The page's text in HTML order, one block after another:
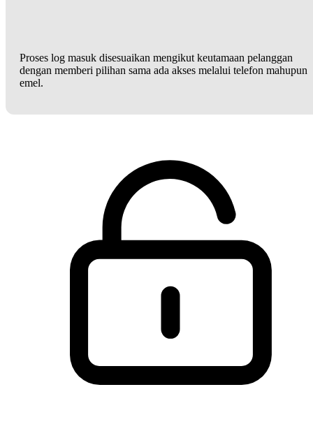
Proses log masuk disesuaikan mengikut keutamaan pelanggan
dengan memberi pilihan sama ada akses melalui telefon mahupun
emel.